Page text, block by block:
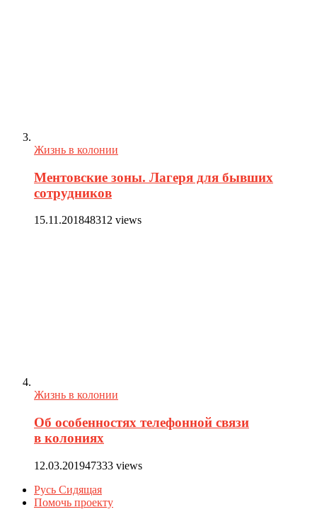
Жизнь в колонии
Ментовские зоны. Лагеря для бывших
сотрудников
15.11.201848312 views
Жизнь в колонии
Об особенностях телефонной связи
в колониях
12.03.201947333 views
Русь Сидящая
Помочь проекту